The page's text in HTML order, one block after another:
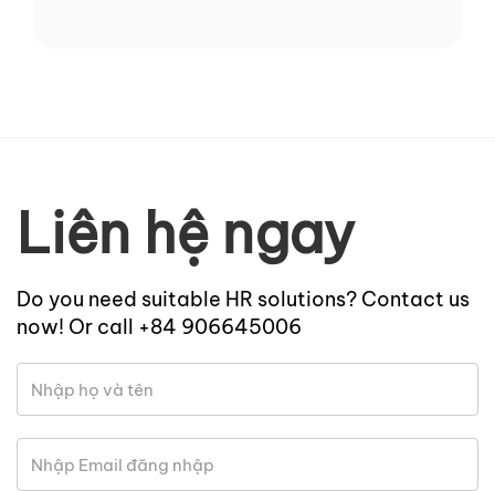
Liên hệ ngay
Do you need suitable HR solutions? Contact us
now! Or call +84 906645006